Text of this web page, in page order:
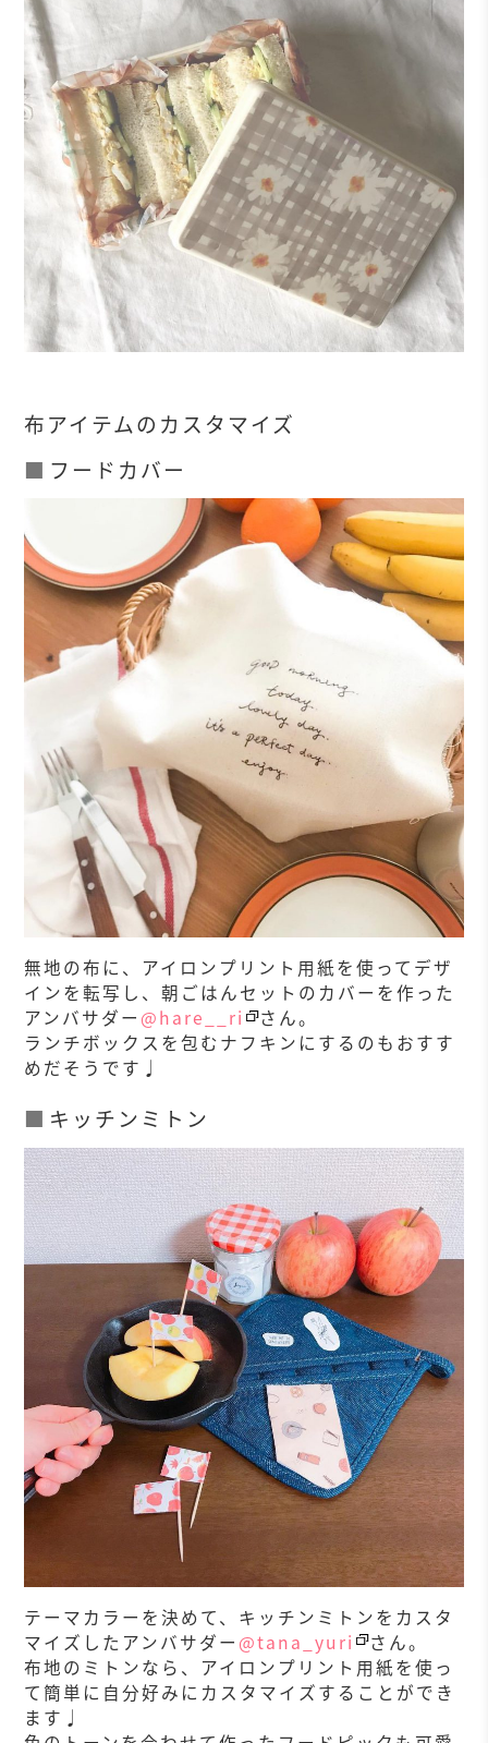
布アイテムのカスタマイズ
フードカバー
無地の布に、アイロンプリント用紙を使ってデザ
インを転写し、朝ごはんセットのカバーを作った
アンバサダー @hare__ri
さん。
ランチボックスを包むナフキンにするのもおすす
めだそうです♩
キッチンミトン
テーマカラーを決めて、キッチンミトンをカスタ
マイズしたアンバサダー @tana_yuri
さん。
布地のミトンなら、アイロンプリント用紙を使っ
て簡単に自分好みにカスタマイズすることができ
ます♩